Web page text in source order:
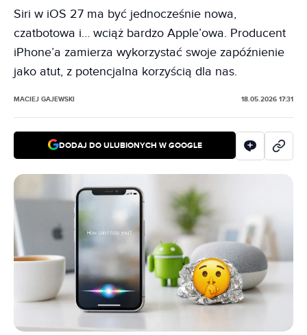
Siri w iOS 27 ma być jednocześnie nowa,
czatbotowa i… wciąż bardzo Apple’owa. Producent
iPhone’a zamierza wykorzystać swoje zapóźnienie
jako atut, z potencjalna korzyścią dla nas.
MACIEJ GAJEWSKI 18.05.2026 17:31
DODAJ DO ULUBIONYCH W GOOGLE